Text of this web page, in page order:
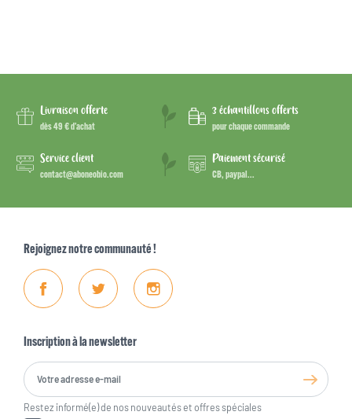
Livraison offerte
dès 49 € d’achat
3 échantillons offerts
pour chaque commande
Service client
contact@aboneobio.com
Paiement sécurisé
CB, paypal...
Rejoignez notre communauté !
FacebookTwitter Instagram
Inscription à la newsletter
Restez informé(e) de nos nouveautés et offres spéciales